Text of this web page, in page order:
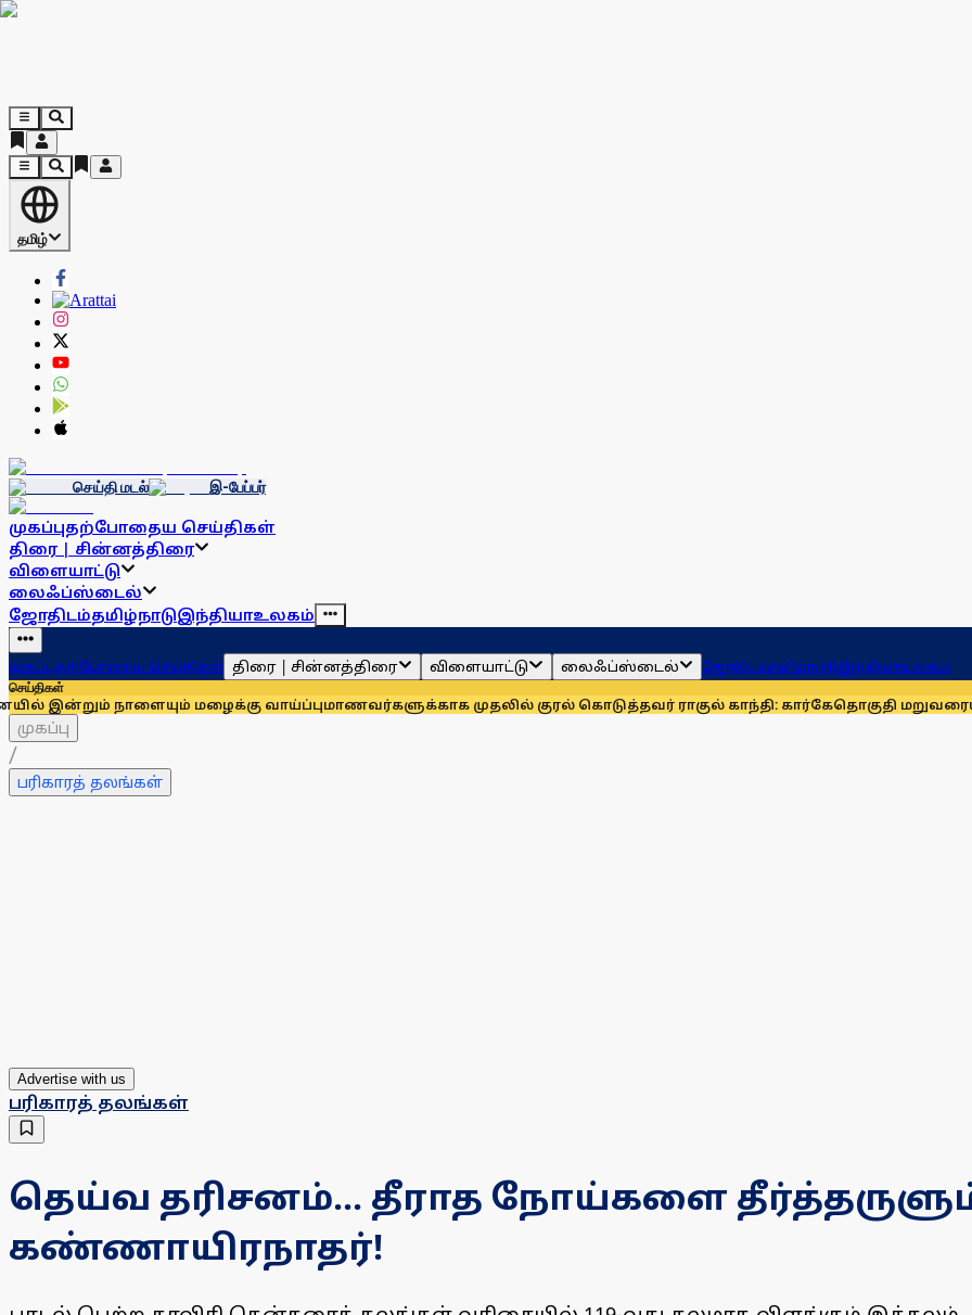
தமிழ்
செய்தி மடல் இ-பேப்பர்
முகப்புதற்போதைய செய்திகள்
திரை | சின்னத்திரை
விளையாட்டு
லைஃப்ஸ்டைல்
ஜோதிடம்தமிழ்நாடுஇந்தியாஉலகம்
முகப்புதற்போதைய செய்திகள் திரை | சின்னத்திரை விளையாட்டு லைஃப்ஸ்டைல் ஜோதிடம்தமிழ்நாடுஇந்தியாஉலகம்
செய்திகள்
மழைக்கு வாய்ப்புமாணவர்களுக்காக முதலில் குரல் கொடுத்தவர் ராகுல் காந்தி: கார்கேதொகுதி மறுவரையறையை
முகப்பு
/
பரிகாரத் தலங்கள்
Advertise with us
பரிகாரத் தலங்கள்
தெய்வ தரிசனம்... தீராத நோய்களை தீர்த்தருளும்
கண்ணாயிரநாதர்!